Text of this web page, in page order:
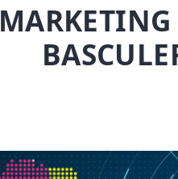
MARKETING